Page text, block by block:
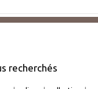
recherchés